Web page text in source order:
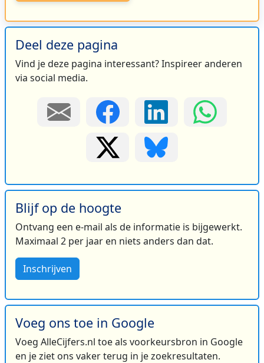
Deel deze pagina
Vind je deze pagina interessant? Inspireer anderen
via social media.
Blijf op de hoogte
Ontvang een e-mail als de informatie is bijgewerkt.
Maximaal 2 per jaar en niets anders dan dat.
Inschrijven
Voeg ons toe in Google
Voeg AlleCijfers.nl toe als voorkeursbron in Google
en je ziet ons vaker terug in je zoekresultaten.